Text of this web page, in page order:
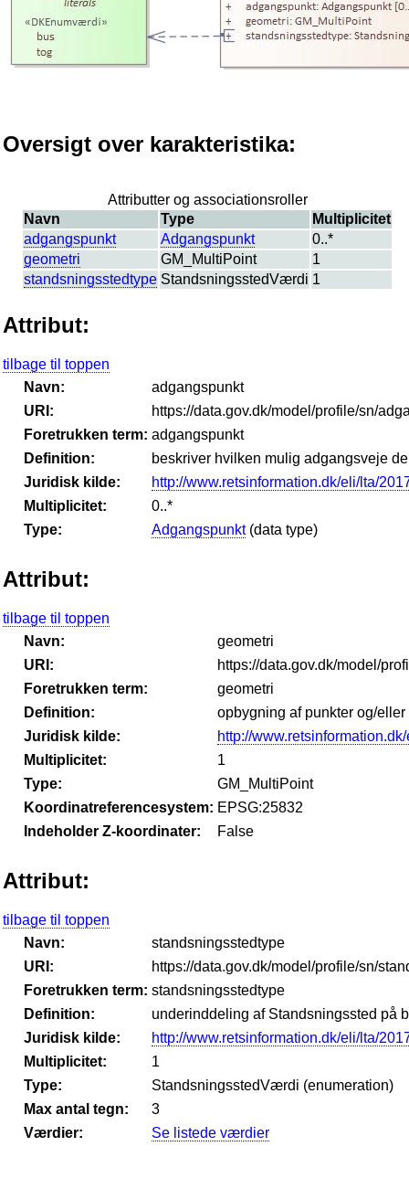
Oversigt over karakteristika:
Attributter og associationsroller
Navn
Type
Multiplicitet
adgangspunkt
Adgangspunkt
0..*
geometri
GM_MultiPoint
1
standsningsstedtype StandsningsstedVærdi 1
Attribut:
tilbage til toppen
Navn:
adgangspunkt
URI:
https://data.gov.dk/model/profile/sn/
Foretrukken term: adgangspunkt
Definition:
beskriver hvilken mulig adgangsveje
Juridisk kilde:
http://www.retsinformation.dk/eli/lta/
Multiplicitet:
0..*
Type:
Adgangspunkt(data type)
Attribut:
tilbage til toppen
Navn:
geometri
URI:
https://data.gov.dk/model/
Foretrukken term:
geometri
Definition:
opbygning af punkter og/
Juridisk kilde:
http://
Multiplicitet:
1
Type:
GM_MultiPoint
Koordinatreferencesystem: EPSG:25832
Indeholder Z-koordinater:
False
Attribut:
tilbage til toppen
Navn:
standsningsstedtype
URI:
https://data.gov.dk/model/profile/sn/
Foretrukken term: standsningsstedtype
Definition:
underinddeling af Standsningssted på
Juridisk kilde:
http://www.retsinformation.dk/eli/lta/
Multiplicitet:
1
Type:
StandsningsstedVærdi (enumeration)
Max antal tegn:
3
Værdier:
Se listede værdier